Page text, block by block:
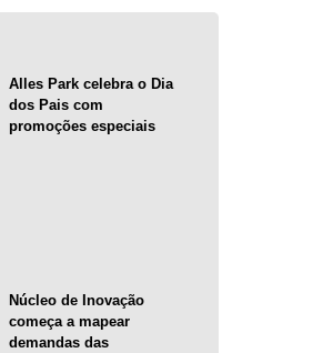
Alles Park celebra o Dia
dos Pais com
promoções especiais
Núcleo de Inovação
começa a mapear
demandas das